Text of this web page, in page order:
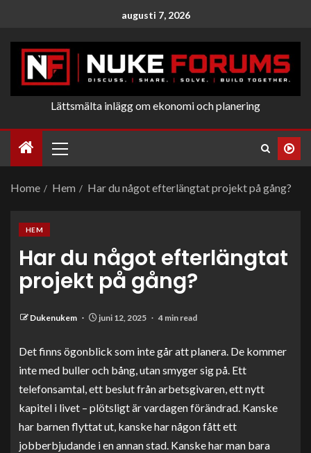
augusti 7, 2026
Lättsmälta inlägg om ekonomi och planering
Home Hem Har du något efterlängtat projekt på gång?
HEM
Har du något efterlängtat
projekt på gång?
Dukenukem juni 12, 2025 4 min read
Det finns ögonblick som inte går att planera. De kommer
inte med buller och bång, utan smyger sig på. Ett
telefonsamtal, ett beslut från arbetsgivaren, ett nytt
kapitel i livet – plötsligt är vardagen förändrad. Kanske
har barnen flyttat ut, kanske har någon fått ett
jobberbjudande i en annan stad. Kanske har man bara